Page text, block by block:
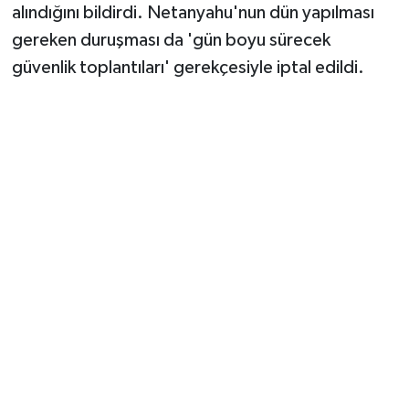
alındığını bildirdi. Netanyahu'nun dün yapılması
gereken duruşması da 'gün boyu sürecek
güvenlik toplantıları' gerekçesiyle iptal edildi.
Yaşam